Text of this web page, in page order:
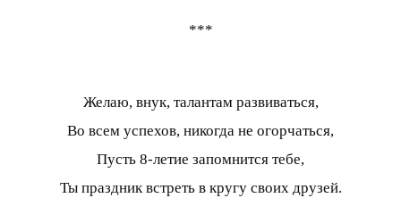
***
Желаю, внук, талантам развиваться,
Во всем успехов, никогда не огорчаться,
Пусть 8-летие запомнится тебе,
Ты праздник встреть в кругу своих друзей.